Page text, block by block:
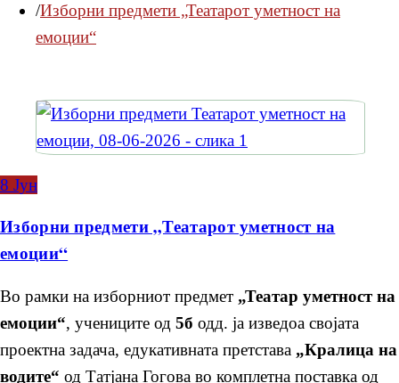
Изборни предмети „Театарот уметност на
емоции“
8 Јун
Изборни предмети „Театарот уметност на
емоции“
Во рамки на изборниот предмет „Театар уметност на
емоции“, учениците од 5б одд. ја изведоа својата
проектна задача, едукативната претстава „Кралица на
водите“ од Татјана Гогова во комплетна поставка од